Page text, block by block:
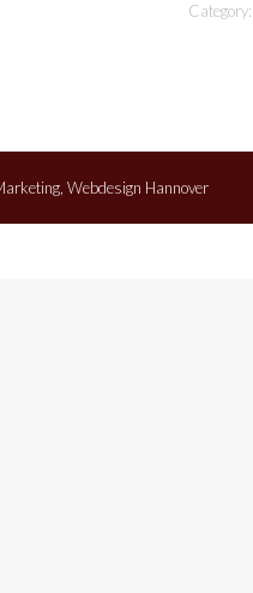
Category:
Webdesign Hannover